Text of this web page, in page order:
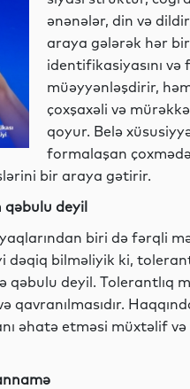
ənənələr, din və
araya gələrək hər
identifikasiyasını və
müəyyənləşdirir,
çoxşaxəli və
qoyur. Belə
formalaşan
bir araya gətirir.
qəbulu deyil
biri də fərqli
bilməliyik ki,
deyil. Tolerantlıq
qavranılmasıdır.
əhatə etməsi müxtəlif